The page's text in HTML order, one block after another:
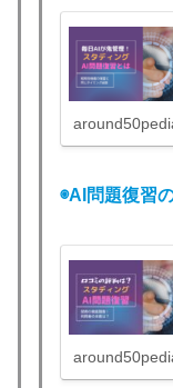
◉AI問題復習